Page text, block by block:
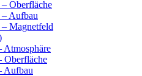
Oberfläche
Aufbau
Magnetfeld
Atmosphäre
Oberfläche
Aufbau